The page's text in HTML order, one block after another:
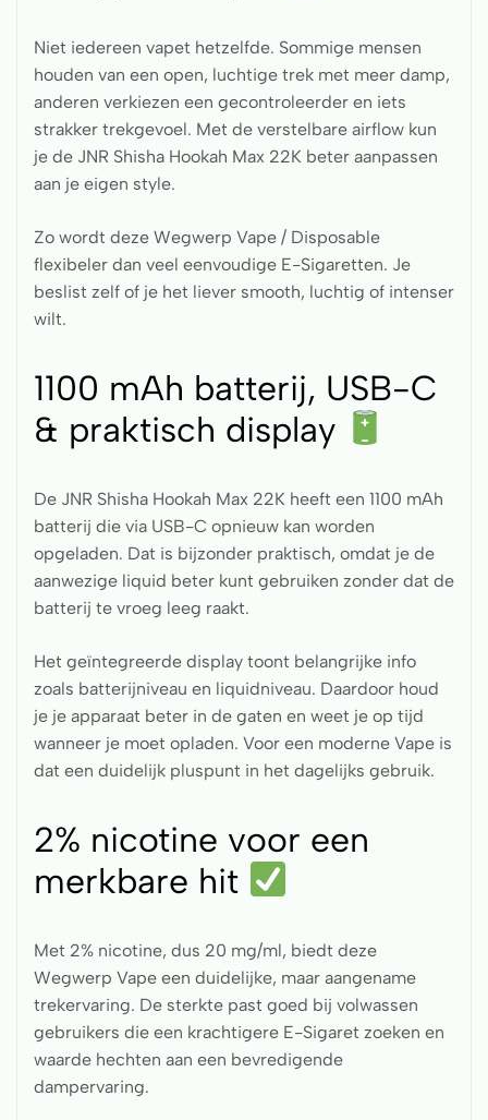
Niet iedereen vapet hetzelfde. Sommige mensen
houden van een open, luchtige trek met meer damp,
anderen verkiezen een gecontroleerder en iets
strakker trekgevoel. Met de verstelbare airflow kun
je de JNR Shisha Hookah Max 22K beter aanpassen
aan je eigen style.
Zo wordt deze Wegwerp Vape / Disposable
flexibeler dan veel eenvoudige E-Sigaretten. Je
beslist zelf of je het liever smooth, luchtig of intenser
wilt.
1100 mAh batterij, USB-C
& praktisch display
De JNR Shisha Hookah Max 22K heeft een 1100 mAh
batterij die via USB-C opnieuw kan worden
opgeladen. Dat is bijzonder praktisch, omdat je de
aanwezige liquid beter kunt gebruiken zonder dat de
batterij te vroeg leeg raakt.
Het geïntegreerde display toont belangrijke info
zoals batterijniveau en liquidniveau. Daardoor houd
je je apparaat beter in de gaten en weet je op tijd
wanneer je moet opladen. Voor een moderne Vape is
dat een duidelijk pluspunt in het dagelijks gebruik.
2% nicotine voor een
merkbare hit
Met 2% nicotine, dus 20 mg/ml, biedt deze
Wegwerp Vape een duidelijke, maar aangename
trekervaring. De sterkte past goed bij volwassen
gebruikers die een krachtigere E-Sigaret zoeken en
waarde hechten aan een bevredigende
dampervaring.